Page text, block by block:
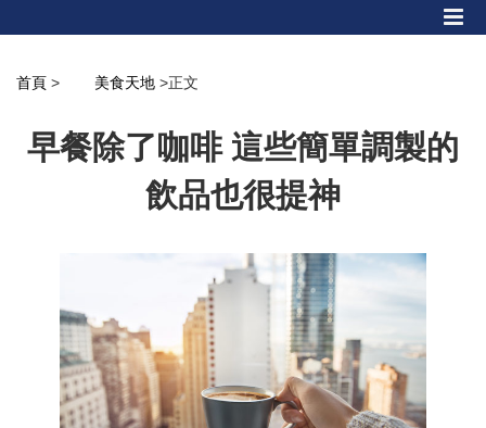
首頁 > 美食天地 >正文
早餐除了咖啡 這些簡單調製的
飲品也很提神